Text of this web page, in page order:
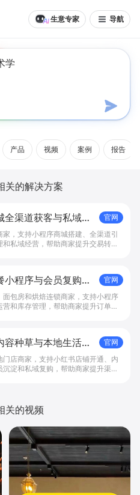
生意专家 导航
产品 视频 案例 报告
关的解决方案
全渠道获客与私域复
官网
，支持小程序商城搭建、全渠道引
私域经营，帮助商家提升交易转化
小程序与会员复购工
官网
包房和烘焙连锁商家，支持小程序
和库存管理，帮助商家提升订单转
容种草与本地生活转
官网
店商家，支持小红书店铺开通、内
淀和私域复购，帮助商家提升渠道
关的视频